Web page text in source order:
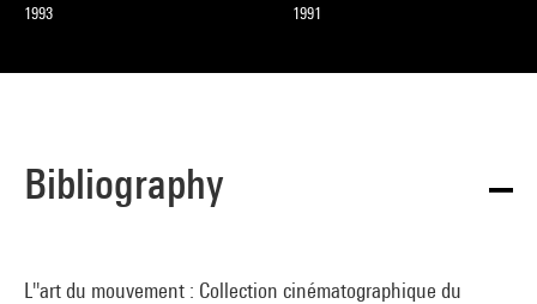
1993
1991
Bibliography
L''art du mouvement : Collection cinématographique du